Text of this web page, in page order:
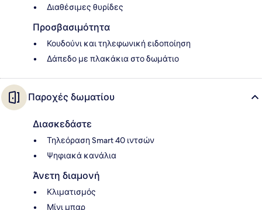
Διαθέσιμες θυρίδες
Προσβασιμότητα
Κουδούνι και τηλεφωνική ειδοποίηση
Δάπεδο με πλακάκια στο δωμάτιο
Παροχές δωματίου
Διασκεδάστε
Τηλεόραση Smart 40 ιντσών
Ψηφιακά κανάλια
Άνετη διαμονή
Κλιματισμός
Μίνι μπαρ